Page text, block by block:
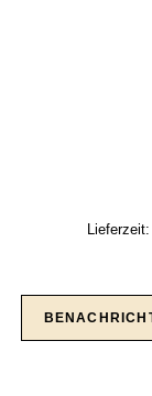
Lieferzeit: